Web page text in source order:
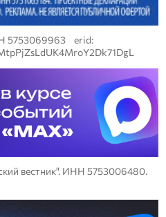
erid:
вестник". ИНН 5753006480.